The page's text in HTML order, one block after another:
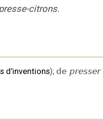
citrons.
d’inventions); de presser